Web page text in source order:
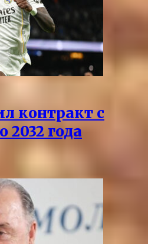
контракт с
2032 года